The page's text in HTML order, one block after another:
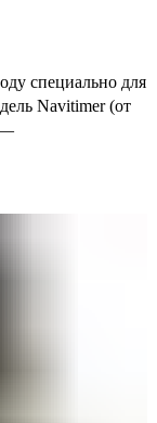
специально для
Navitimer (от
—